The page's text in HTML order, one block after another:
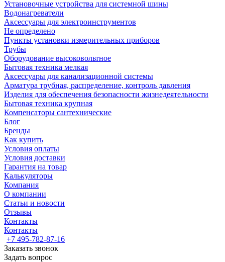
Установочные устройства для системной шины
Водонагреватели
Аксессуары для электроинструментов
Не определено
Пункты установки измерительных приборов
Трубы
Оборудование высоковольтное
Бытовая техника мелкая
Аксессуары для канализационной системы
Арматура трубная, распределение, контроль давления
Изделия для обеспечения безопасности жизнедеятельности
Бытовая техника крупная
Компенсаторы сантехнические
Блог
Бренды
Как купить
Условия оплаты
Условия доставки
Гарантия на товар
Калькуляторы
Компания
О компании
Статьи и новости
Отзывы
Контакты
Контакты
+7 495-782-87-16
Заказать звонок
Задать вопрос